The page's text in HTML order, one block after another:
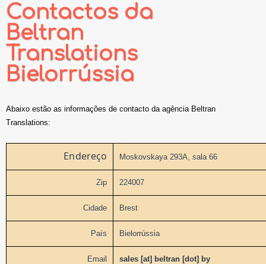
Contactos da
Beltran
Translations
Bielorrússia
Abaixo estão as informações de contacto da agência Beltran
Translations:
Endereço Moskovskaya 293A, sala 66
Zip 224007
Cidade Brest
País Bielorrússia
Email sales [at] beltran [dot] by